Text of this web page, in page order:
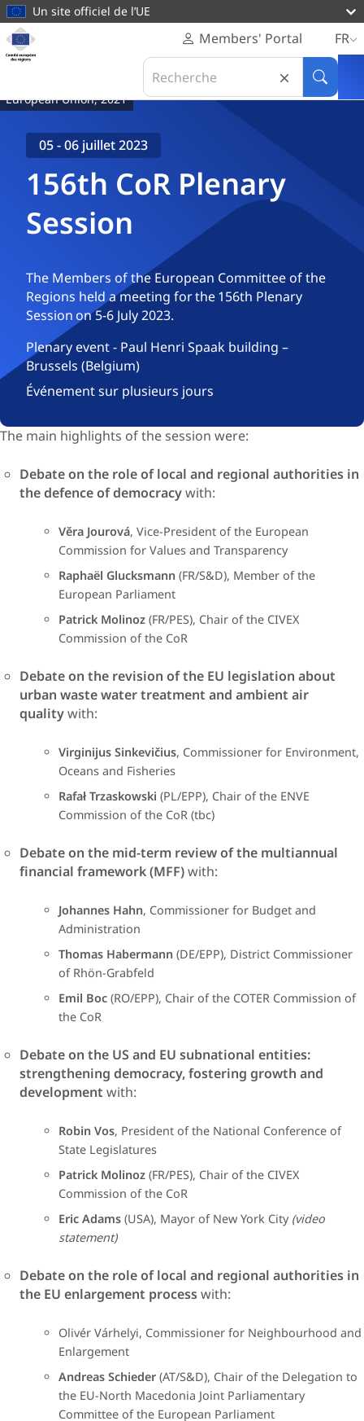
principalUn site officiel de l’UE
Page
d'accueil
des
Members' Portal
FR
Search
in
Comité
des
régions
05 - 06 juillet 2023
156th CoR Plenary
Session
The Members of the European Committee of the
Regions held a meeting for the 156th Plenary
Session on 5-6 July 2023.
Plenary event - Paul Henri Spaak building –
Brussels (Belgium)
Événement sur plusieurs jours
European Union, 2021
​​​​​​The main highlights of the session were:
​Debate on the role of local and regional authorities in
the defence of democracywith:
​Věra Jourová, Vice-President of the European
Commission for Values and Transparency
Raphaël Glucksmann (FR/S&D), Member of the
European Parliament​​
Patrick Molinoz (FR/PES), Chair of the CIVEX
Commission of the CoR​​
​Debate on the revision of the EU legislation about
urban waste water treatment and ambient air
qualitywith:
Virginijus Sinkevičius, Commissioner for Environment,
Oceans and Fisheries
Rafał Trzaskowski (PL/EPP), Chair of the ENVE
Commission of the CoR (tbc)
​Debate on the mid-term review of the multiannual
financial framework (MFF)with:
Johannes Hahn, Commissioner for Budget and
Administration
Thomas Habermann (DE/EPP), District Commissioner
of Rhön-Grabfeld
Emil Boc (RO/EPP), Chair of the COTER Commission of
the CoR
Debate on the US and EU subnational entities:
strengthening democracy, fostering growth and
development with:​
Robin Vos, President of the National Conference of
State Legislatures
Patrick Molinoz (FR/PES), Chair of the CIVEX
Commission of the CoR
Eric Adams (USA), Mayor of New York City (video
statement)
Debate on the role of local and regional authorities​ in
the EU enlargement processwith:​
​​​​​Olivér Várhelyi, Commissioner for Neighbourhood and
Enlargement​
Andreas Schieder (AT/S&D), Chair of the Delegation to
the EU-North Macedonia Joint Parliamentary
Committee of the European Parliament